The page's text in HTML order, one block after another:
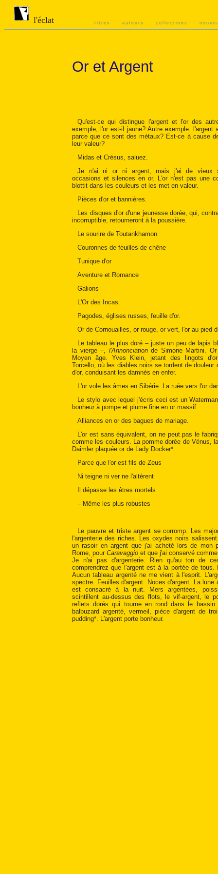
l'éclat titres auteurs collections
Or et Argent
Qu'est-ce qui distingue l'argent et l'or des
exemple, l'or est-il jaune? Autre exemple: l'argent
parce que ce sont des métaux? Est-ce à cause
leur valeur?
Midas et Crésus, saluez.
Je n'ai ni or ni argent, mais j'ai de vieux
occasions et silences en or. L'or n'est pas une
blottit dans les couleurs et les met en valeur.
Pièces d'or et bannières.
Les disques d'or d'une jeunesse dorée, qui,
incorruptible, retourneront à la poussière.
Le sourire de Toutankhamon
Couronnes de feuilles de chêne
Tunique d'or
Aventure et Romance
Galions
L'Or des Incas.
Pagodes, églises russes, feuille d'or.
Or de Cornouailles, or rouge, or vert, l'or au pied
Le tableau le plus doré – juste un peu de lapis
la vierge –, l'Annonciation de Simone Martini.
Moyen âge. Yves Klein, jetant des lingots
Torcello, où les diables noirs se tordent de douleur
d'or, conduisant les damnés en enfer.
L'or vole les âmes en Sibérie. La ruée vers l'or
Le stylo avec lequel j'écris ceci est un
bonheur à pompe et plume fine en or massif.
Alliances en or des bagues de mariage.
L'or est sans équivalent, on ne peut pas le
comme les couleurs. La pomme dorée de Vénus,
Daimler plaquée or de Lady Docker*.
Parce que l'or est fils de Zeus
Ni teigne ni ver ne l'altèrent
Il dépasse les êtres mortels
– Même les plus robustes
Le pauvre et triste argent se corromp. Les
l'argenterie des riches. Les oxydes noirs
un rasoir en argent que j'ai acheté lors de mon
Rome, pour Caravaggio et que j'ai conservé
Je n'ai pas d'argenterie. Rien qu'au ton de
comprendrez que l'argent est à la portée de tous.
Aucun tableau argenté ne me vient à l'esprit.
spectre. Feuilles d'argent. Noces d'argent. La lune
est consacré à la nuit. Mers argentées,
scintillent au-dessus des flots, le vif-argent, le
reflets dorés qui tourne en rond dans le bassin.
balbuzard argenté, vermeil, pièce d'argent de
pudding*. L'argent porte bonheur.